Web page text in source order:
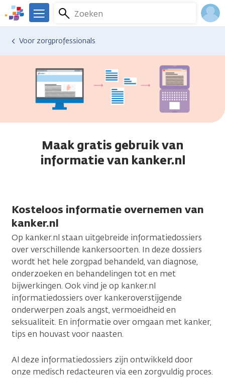
Overslaan
en
inhoud
We
er
voor
Kanker.nl
Zoeken
Menu
Voor zorgprofessionals
Maak gratis gebruik van
informatie van kanker.nl
Kosteloos informatie overnemen van
kanker.nl
Op kanker.nl staan uitgebreide informatiedossiers
over verschillende kankersoorten. In deze dossiers
wordt het hele zorgpad behandeld, van diagnose,
onderzoeken en behandelingen tot en met
bijwerkingen. Ook vind je op kanker.nl
informatiedossiers over kankeroverstijgende
onderwerpen zoals angst, vermoeidheid en
seksualiteit. En informatie over omgaan met kanker,
tips en houvast voor naasten.
Al deze informatiedossiers zijn ontwikkeld door
onze medisch redacteuren via een zorgvuldig proces.